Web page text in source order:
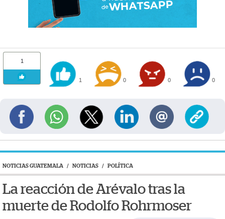
1
1 0 0 0
NOTICIAS GUATEMALA / NOTICIAS / POLÍTICA
La reacción de Arévalo tras la
muerte de Rodolfo Rohrmoser